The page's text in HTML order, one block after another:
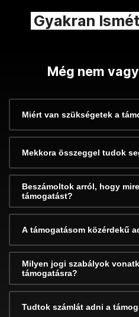
Gyakran
Még nem
Miért van szükségetek a
Mekkora összeggel tudok
Beszámoltok arról, hogy
támogatást?
A támogatásom közérdekű
Milyen jogi szabályok
támogatásra?
Tudtok számlát adni a